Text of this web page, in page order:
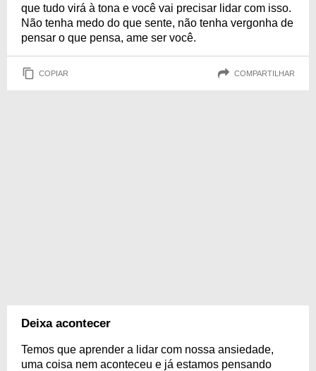
que tudo virá à tona e você vai precisar lidar com isso.
Não tenha medo do que sente, não tenha vergonha de
pensar o que pensa, ame ser você.
COPIAR COMPARTILHAR
Deixa acontecer
Temos que aprender a lidar com nossa ansiedade,
uma coisa nem aconteceu e já estamos pensando